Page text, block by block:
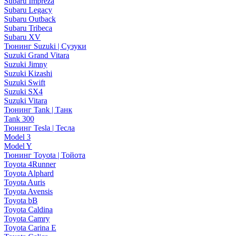
Subaru Legacy
Subaru Outback
Subaru Tribeca
Subaru XV
Тюнинг Suzuki | Сузуки
Suzuki Grand Vitara
Suzuki Jimny
Suzuki Kizashi
Suzuki Swift
Suzuki SX4
Suzuki Vitara
Тюнинг Tank | Танк
Tank 300
Тюнинг Tesla | Тесла
Model 3
Model Y
Тюнинг Toyota | Тойота
Toyota 4Runner
Toyota Alphard
Toyota Auris
Toyota Avensis
Toyota bB
Toyota Caldina
Toyota Camry
Toyota Carina E